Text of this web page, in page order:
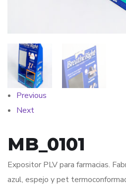
Previous
Next
MB_0101
Expositor PLV para farmacias.
azul, espejo y pet